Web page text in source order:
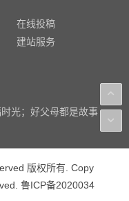
在线投稿
建站服务
光；好父母都是故事
版权所有. Copy
鲁ICP备2020034